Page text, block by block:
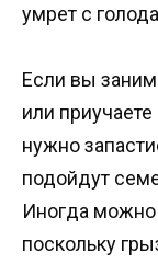
умрет с
Если вы
или
нужно
подойдут
Иногда
поскольку